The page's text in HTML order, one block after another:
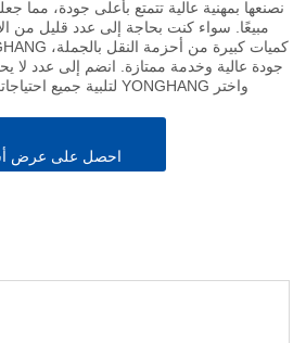
نصنعها بمهنية عالية تتمتع بأعلى جودة، مما
مبيعًا. سواء كنت بحاجة إلى عدد قليل من
جودة عالية وخدمة ممتازة. انضم إلى عدد لا
واختر YONGHANG لتلبية جميع احتياجاتك من أحزمة النقل.
احصل على عرض